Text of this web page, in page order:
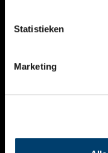
Statistieken
Marketing
THEMA’S
VIDEO’S
CONTACT